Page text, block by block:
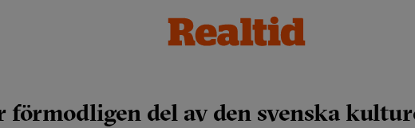
förmodligen del av den svenska